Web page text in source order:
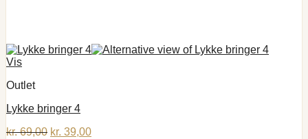
Vis
Outlet
Lykke bringer 4
kr.69,00 Den
kr. 39,00Den